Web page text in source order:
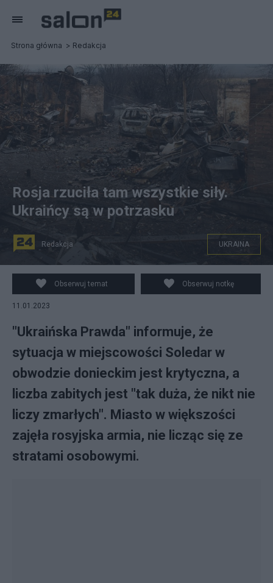
Strona główna Redakcja
W Soledarze, w obwodzie donieckim, toczą się ciężkie
walki. (fot. Twitter)
Rosja rzuciła tam wszystkie siły.
Ukraińcy są w potrzasku
Redakcja UKRAINA
Obserwuj temat Obserwuj notkę
11.01.2023
"Ukraińska Prawda" informuje, że
sytuacja w miejscowości Soledar w
obwodzie donieckim jest krytyczna, a
liczba zabitych jest "tak duża, że nikt nie
liczy zmarłych". Miasto w większości
zajęła rosyjska armia, nie licząc się ze
stratami osobowymi.